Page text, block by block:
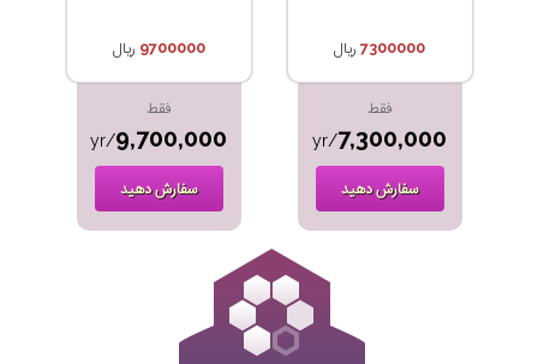
7300000 ریال
فقط
7,300,000
/yr
سفارش دهید
9700000 ریال
فقط
9,700,000
/yr
سفارش دهید